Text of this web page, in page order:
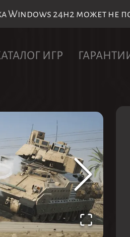
24h2 может не
ИГР